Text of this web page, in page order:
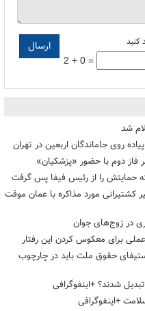
کنید
2 + 0 =
شد
روی جاماندگان اربعین در تهران
حمایتش را از رئیس فیفا پس گرفت
کشتیرانی مورد مذاکره با عمان موقت
در زوج‌های جوان
حقوق ملت باید در چارچوب
شدند؟ +اینفوگرافی